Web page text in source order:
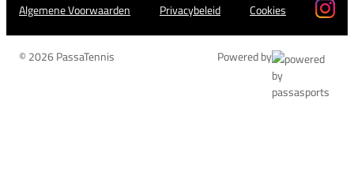
Algemene Voorwaarden Privacybeleid Cookies
© 2026 PassaTennis Powered by